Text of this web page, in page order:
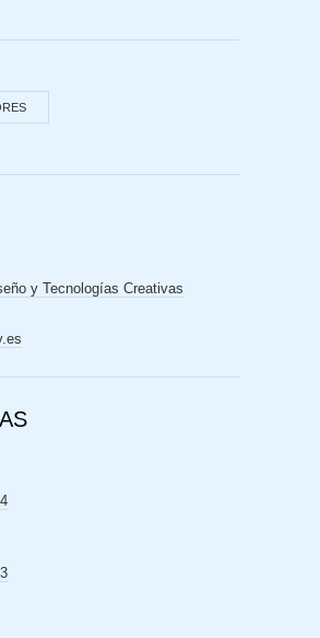
y Tecnologías Creativas